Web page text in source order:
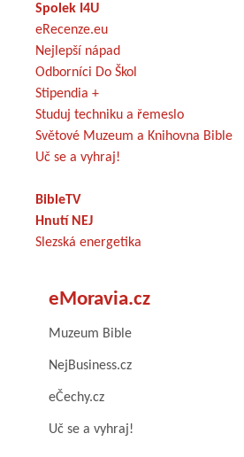
Spolek I4U
eRecenze.eu
Nejlepší nápad
Odborníci Do Škol
Stipendia +
Studuj techniku a řemeslo
Světové Muzeum a Knihovna Bible
Uč se a vyhraj!
BibleTV
Hnutí NEJ
Slezská energetika
eMoravia.cz
Muzeum Bible
NejBusiness.cz
eČechy.cz
Uč se a vyhraj!